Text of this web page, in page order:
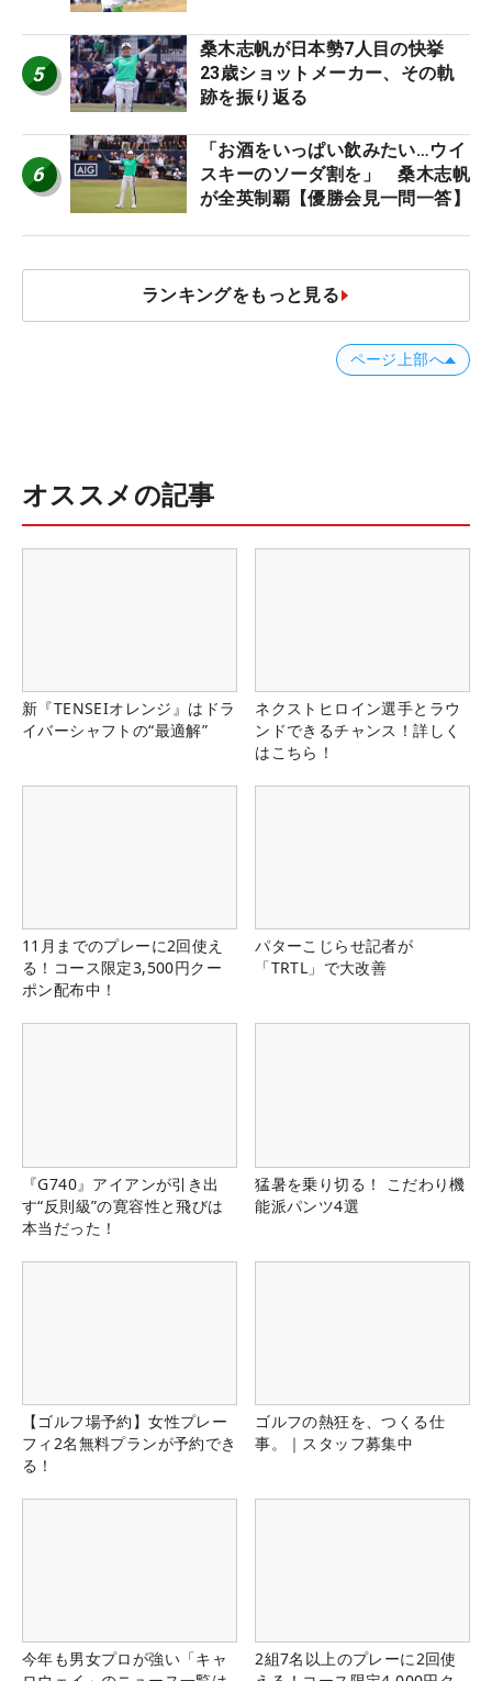
5
桑木志帆が日本勢7人目の快挙
23歳ショットメーカー、その軌
跡を振り返る
6
「お酒をいっぱい飲みたい…ウイ
スキーのソーダ割を」 桑木志帆
が全英制覇【優勝会見一問一答】
ランキングをもっと見る
ページ上部へ
オススメの記事
新『TENSEIオレンジ』はドラ
イバーシャフトの“最適解”
ネクストヒロイン選手とラウ
ンドできるチャンス！詳しく
はこちら！
11月までのプレーに2回使え
る！コース限定3,500円クー
ポン配布中！
パターこじらせ記者が
「TRTL」で大改善
『G740』アイアンが引き出
す“反則級”の寛容性と飛びは
本当だった！
猛暑を乗り切る！ こだわり機
能派パンツ4選
【ゴルフ場予約】女性プレー
フィ2名無料プランが予約でき
る！
ゴルフの熱狂を、つくる仕
事。｜スタッフ募集中
今年も男女プロが強い「キャ
2組7名以上のプレーに2回使